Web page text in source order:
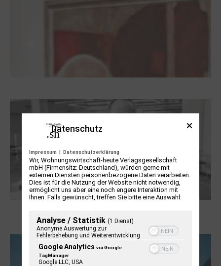
Steinen, Büchern und Himbeersaft
Datenschutz
Impressum Datenschutzerklärung
Wir, Wohnungswirtschaft-heute Verlagsgesellschaft
mbH (Firmensitz: Deutschland), würden gerne mit
externen Diensten personenbezogene Daten verarbeiten.
Dies ist für die Nutzung der Website nicht notwendig,
ermöglicht uns aber eine noch engere Interaktion mit
Ihnen. Falls gewünscht, treffen Sie bitte eine Auswahl:
Analyse / Statistik (1 Dienst)
Anonyme Auswertung zur
Fehlerbehebung und Weiterentwicklung
Google Analytics via Google
TagManager
Google LLC, USA